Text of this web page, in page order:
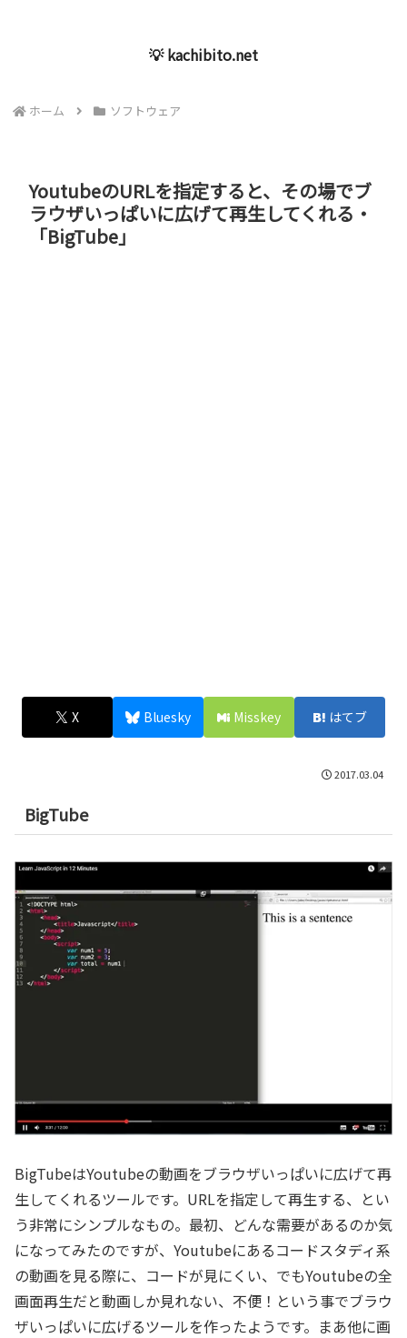
💡 kachibito.net
ホーム ソフトウェア
YoutubeのURLを指定すると、その場でブ
ラウザいっぱいに広げて再生してくれる・
「BigTube」
X Bluesky Misskey はてブ
2017.03.04
BigTube
BigTubeはYoutubeの動画をブラウザいっぱいに広げて再
生してくれるツールです。URLを指定して再生する、とい
う非常にシンプルなもの。最初、どんな需要があるのか気
になってみたのですが、Youtubeにあるコードスタディ系
の動画を見る際に、コードが見にくい、でもYoutubeの全
画面再生だと動画しか見れない、不便！という事でブラウ
ザいっぱいに広げるツールを作ったようです。まあ他に画